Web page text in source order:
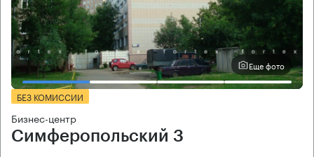
Еще фото
БЕЗ КОМИССИИ
Бизнес-центр
Симферопольский 3